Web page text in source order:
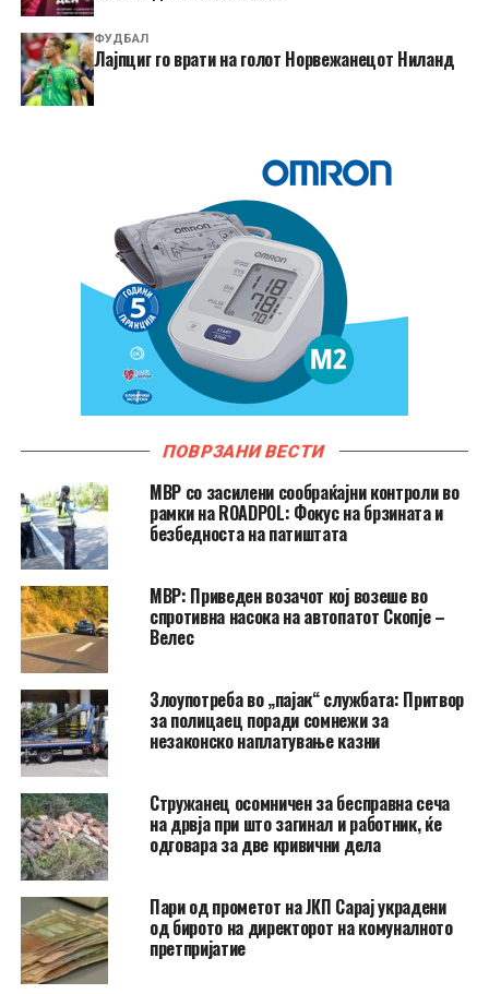
ФУДБАЛ
Лајпциг го врати на голот Норвежанецот Ниланд
ПОВРЗАНИ ВЕСТИ
МВР со засилени сообраќајни контроли во
рамки на ROADPOL: Фокус на брзината и
безбедноста на патиштата
МВР: Приведен возачот кој возеше во
спротивна насока на автопатот Скопје –
Велес
Злоупотреба во „пајак“ службата: Притвор
за полицаец поради сомнежи за
незаконско наплатување казни
Стружанец осомничен за бесправна сеча
на дрвја при што загинал и работник, ќе
одговара за две кривични дела
Пари од прометот на ЈКП Сарај украдени
од бирото на директорот на комуналното
претпријатие